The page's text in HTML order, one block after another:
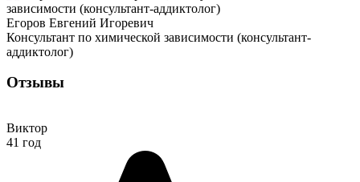
Егоров Евгений Игоревич
Консультант по химической зависимости (консультант-
аддиктолог)
Отзывы
Виктор
41 год